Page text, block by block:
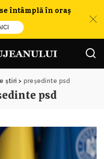
întâmplă în oraș
știri > președinte psd
psd